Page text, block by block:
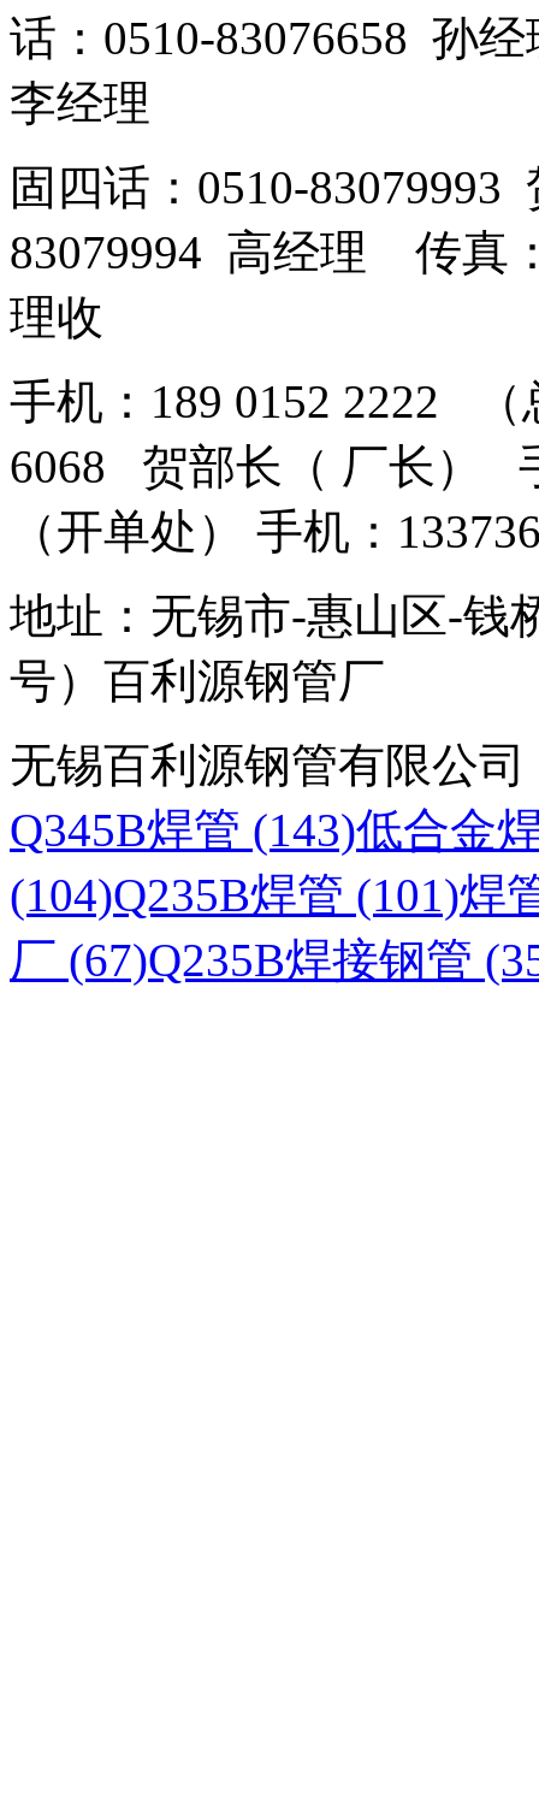
话：0510-83076658 孙
李经理
固四话：0510-
83079994 高经理 传真
理收
手机：189 0152 2222
6068 贺部长（ 厂长）
（开单处） 手机：
地址：无锡市-惠山区-钱
号）百利源钢管厂
无锡百利源钢管有限公
Q345B焊管 (143)低合金
(104)Q235B焊管 (101)焊
厂 (67)Q235B焊接钢管